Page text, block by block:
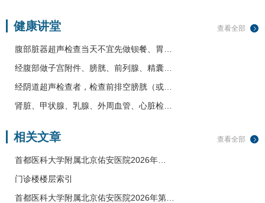
查看全部
健康讲堂
腹部脏器超声检查当天不宜先做钡餐、胃…
经腹部做子宫附件、膀胱、前列腺、精囊…
经阴道超声检查者，检查前排空膀胱（或…
肾脏、甲状腺、乳腺、外周血管、心脏检…
查看全部
相关文章
首都医科大学附属北京佑安医院2026年…
门诊楼楼层索引
首都医科大学附属北京佑安医院2026年第…